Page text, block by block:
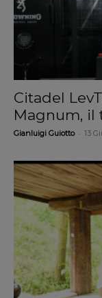
Citadel
Magnum, il
Gianluigi Guiotto 13